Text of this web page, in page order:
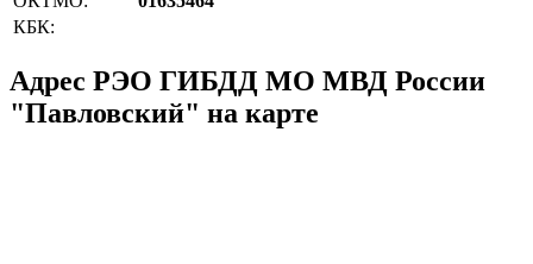
КБК:
Адрес РЭО ГИБДД МО МВД России
"Павловский" на карте